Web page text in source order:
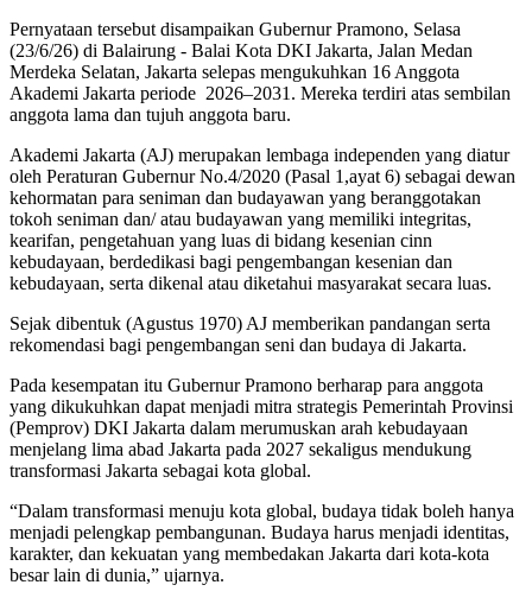
Pernyataan tersebut disampaikan Gubernur Pramono, Selasa
(23/6/26) di Balairung - Balai Kota DKI Jakarta, Jalan Medan
Merdeka Selatan, Jakarta selepas mengukuhkan 16 Anggota
Akademi Jakarta periode 2026–2031. Mereka terdiri atas sembilan
anggota lama dan tujuh anggota baru.
Akademi Jakarta (AJ) merupakan lembaga independen yang diatur
oleh Peraturan Gubernur No.4/2020 (Pasal 1,ayat 6) sebagai dewan
kehormatan para seniman dan budayawan yang beranggotakan
tokoh seniman dan/ atau budayawan yang memiliki integritas,
kearifan, pengetahuan yang luas di bidang kesenian cinn
kebudayaan, berdedikasi bagi pengembangan kesenian dan
kebudayaan, serta dikenal atau diketahui masyarakat secara luas.
Sejak dibentuk (Agustus 1970) AJ memberikan pandangan serta
rekomendasi bagi pengembangan seni dan budaya di Jakarta.
Pada kesempatan itu Gubernur Pramono berharap para anggota
yang dikukuhkan dapat menjadi mitra strategis Pemerintah Provinsi
(Pemprov) DKI Jakarta dalam merumuskan arah kebudayaan
menjelang lima abad Jakarta pada 2027 sekaligus mendukung
transformasi Jakarta sebagai kota global.
“Dalam transformasi menuju kota global, budaya tidak boleh hanya
menjadi pelengkap pembangunan. Budaya harus menjadi identitas,
karakter, dan kekuatan yang membedakan Jakarta dari kota-kota
besar lain di dunia,” ujarnya.